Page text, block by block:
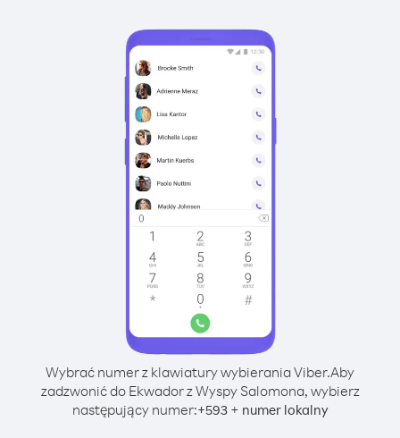
Wybrać numer z klawiatury wybierania Viber.Aby
zadzwonić do Ekwador z Wyspy Salomona, wybierz
następujący numer:+593+ numer lokalny